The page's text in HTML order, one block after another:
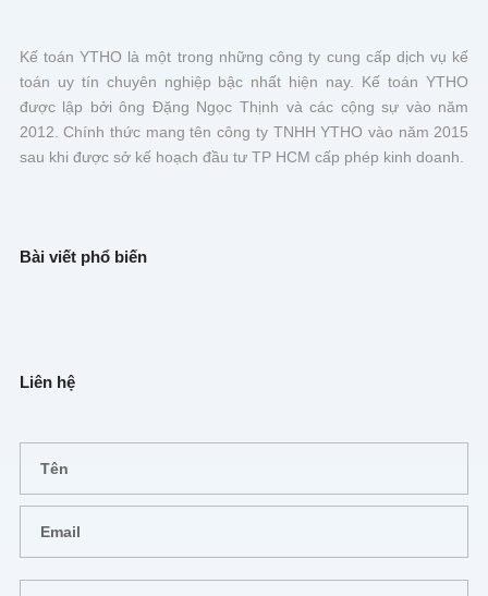
Kế toán YTHO là một trong những công ty cung cấp dịch vụ kế
toán uy tín chuyên nghiệp bậc nhất hiện nay. Kế toán YTHO
được lập bởi ông Đặng Ngọc Thịnh và các cộng sự vào năm
2012. Chính thức mang tên công ty TNHH YTHO vào năm 2015
sau khi được sở kế hoạch đầu tư TP HCM cấp phép kinh doanh.
Bài viết phổ biến
Liên hệ